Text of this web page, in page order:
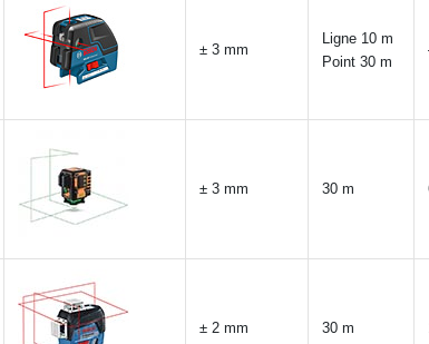
± 3 mm
Ligne 10 m
Point 30 m
± 3 mm 30 m
± 2 mm 30 m